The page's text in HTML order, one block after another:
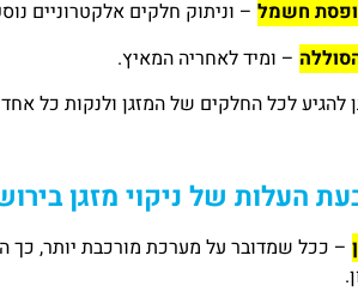
– וניתוק חלקים אלקטרוניים
– ומיד לאחריה המאיץ.
להגיע לכל החלקים של המזגן ולנקות כל
העלות של ניקוי מזגן
– ככל שמדובר על מערכת מורכבת יותר, כך